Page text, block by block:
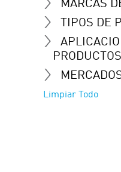
MARCAS
TIPOS DE
PRODUCTOS
Limpiar Todo